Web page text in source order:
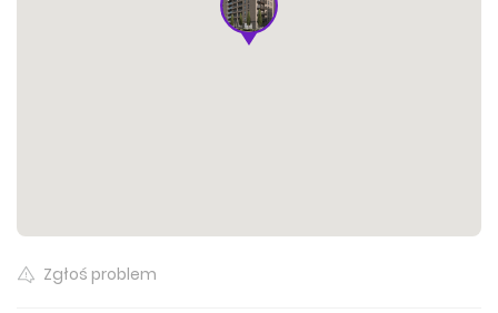
Wszystkie oferty
Zgłoś problem